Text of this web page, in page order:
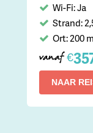
Wi-Fi: Ja
Strand:
Ort: 200 m
vanaf €
NAAR